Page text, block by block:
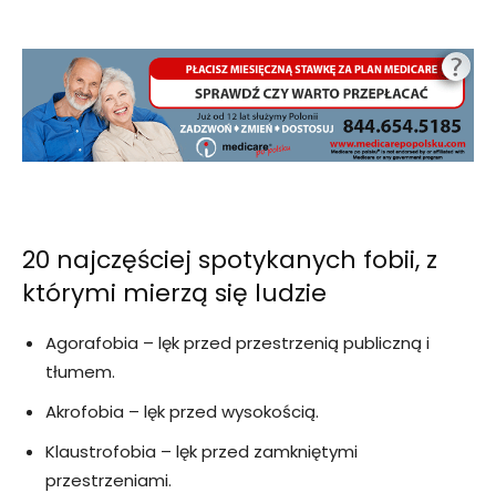
20 najczęściej spotykanych fobii, z
którymi mierzą się ludzie
Agorafobia – lęk przed przestrzenią publiczną i
tłumem.
Akrofobia – lęk przed wysokością.
Klaustrofobia – lęk przed zamkniętymi
przestrzeniami.